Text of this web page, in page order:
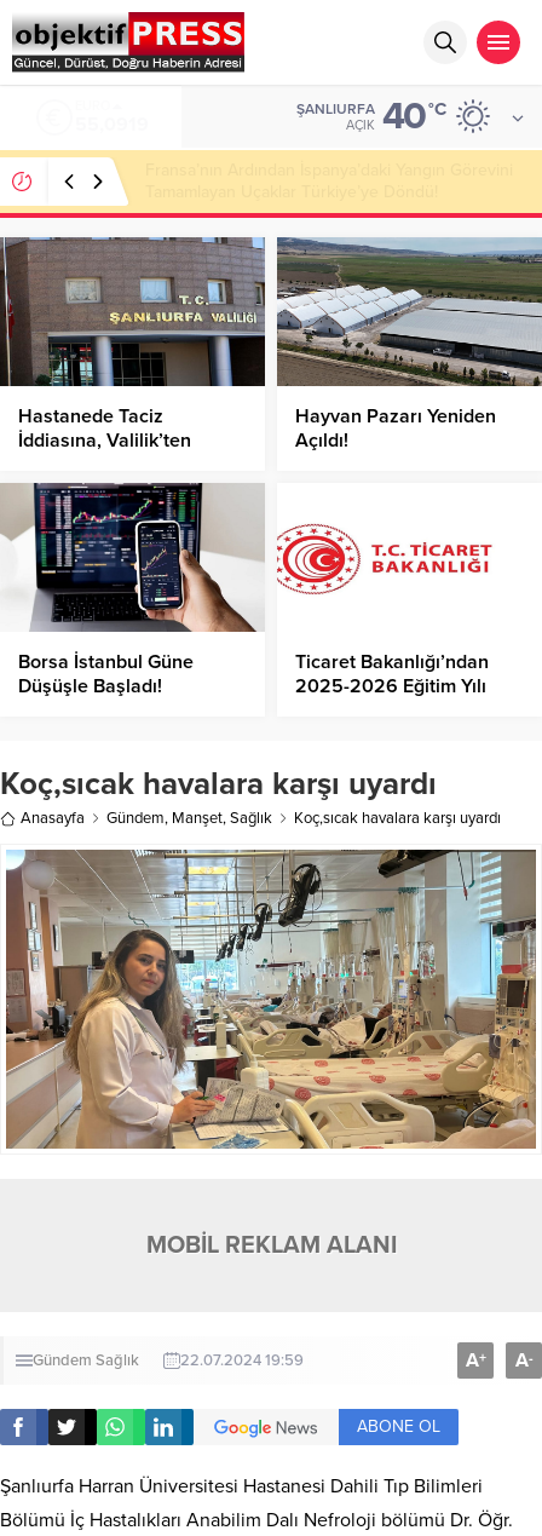
ŞANLIURFA
AÇIK 40°C
Hastanede Taciz
İddiasına, Valilik’ten
Hayvan Pazarı Yeniden
Açıldı!
Borsa İstanbul Güne
Düşüşle Başladı!
Ticaret Bakanlığı’ndan
2025-2026 Eğitim Yılı
Koç,sıcak havalara karşı uyardı
Anasayfa Gündem, Manşet,Sağlık Koç,sıcak havalara karşı uyardı
MOBİL REKLAM ALANI
Gündem Sağlık 22.07.2024 19:59 A+ A-
ABONE OL
Şanlıurfa Harran Üniversitesi Hastanesi Dahili Tıp Bilimleri
Bölümü İç Hastalıkları Anabilim Dalı Nefroloji bölümü Dr. Öğr.